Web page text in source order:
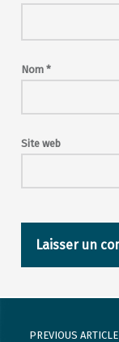
Nom *
Site web
Post navigation
PREVIOUS ARTICLE